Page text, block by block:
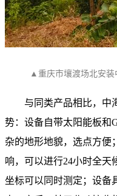
▲重庆市壤渡场北安装
与同类产品相比，中
势：设备自带太阳能板和
杂的地形地貌，选点方便
响，可以进行24小时全天
坐标可以同时测定；设备